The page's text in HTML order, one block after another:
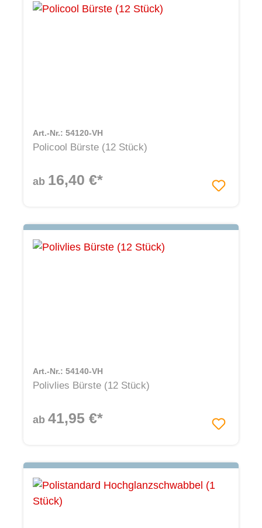
Art.-Nr.: 54120-VH
Policool Bürste (12 Stück)
ab 16,40 €*
Art.-Nr.: 54140-VH
Polivlies Bürste (12 Stück)
ab 41,95 €*